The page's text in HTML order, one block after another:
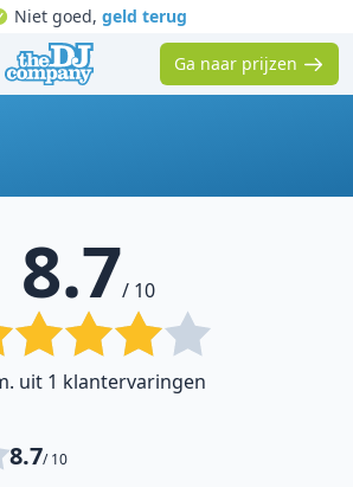
Niet goed, geld terug
Ga naar prijzen
8.7/ 10
uit 1 klantervaringen
8.7/ 10